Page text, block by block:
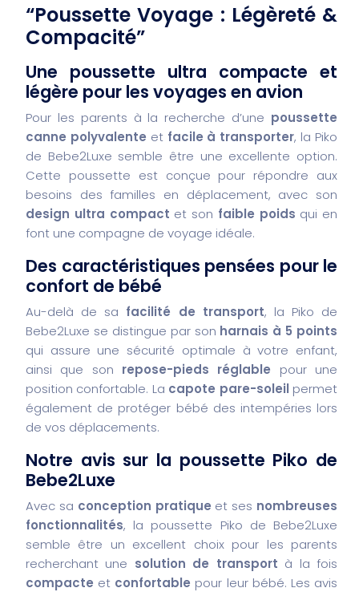
“Poussette Voyage : Légèreté &
Compacité”
Une poussette ultra compacte et
légère pour les voyages en avion
Pour les parents à la recherche d’une poussette
canne polyvalente et facile à transporter, la Piko
de Bebe2Luxe semble être une excellente option.
Cette poussette est conçue pour répondre aux
besoins des familles en déplacement, avec son
design ultra compact et son faible poids qui en
font une compagne de voyage idéale.
Des caractéristiques pensées pour le
confort de bébé
Au-delà de sa facilité de transport, la Piko de
Bebe2Luxe se distingue par son harnais à 5 points
qui assure une sécurité optimale à votre enfant,
ainsi que son repose-pieds réglable pour une
position confortable. La capote pare-soleil permet
également de protéger bébé des intempéries lors
de vos déplacements.
Notre avis sur la poussette Piko de
Bebe2Luxe
Avec sa conception pratique et ses nombreuses
fonctionnalités, la poussette Piko de Bebe2Luxe
semble être un excellent choix pour les parents
recherchant une solution de transport à la fois
compacte et confortable pour leur bébé. Les avis